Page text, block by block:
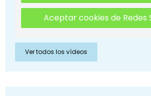
Aceptar cookies de Redes
Ver todos los vídeos